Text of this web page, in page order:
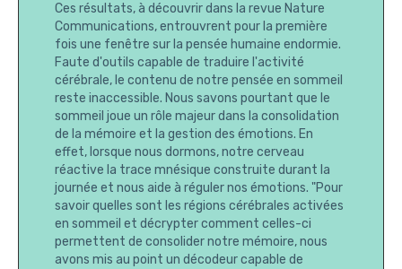
Ces résultats, à découvrir dans la revue Nature
Communications, entrouvrent pour la première
fois une fenêtre sur la pensée humaine endormie.
Faute d'outils capable de traduire l'activité
cérébrale, le contenu de notre pensée en sommeil
reste inaccessible. Nous savons pourtant que le
sommeil joue un rôle majeur dans la consolidation
de la mémoire et la gestion des émotions. En
effet, lorsque nous dormons, notre cerveau
réactive la trace mnésique construite durant la
journée et nous aide à réguler nos émotions. "Pour
savoir quelles sont les régions cérébrales activées
en sommeil et décrypter comment celles-ci
permettent de consolider notre mémoire, nous
avons mis au point un décodeur capable de